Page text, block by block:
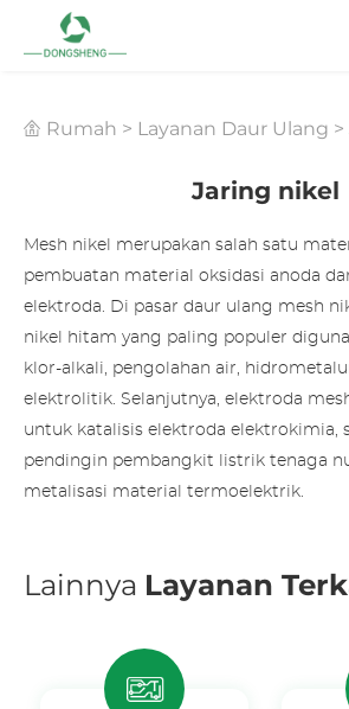
Rumah > Layanan Daur Ulang >
Jaring nikel
Mesh nikel merupakan salah satu
pembuatan material oksidasi anoda
elektroda. Di pasar daur ulang mesh
nikel hitam yang paling populer
klor-alkali, pengolahan air,
elektrolitik. Selanjutnya, elektroda
untuk katalisis elektroda elektrokimia,
pendingin pembangkit listrik tenaga
metalisasi material termoelektrik.
Lainnya Layanan